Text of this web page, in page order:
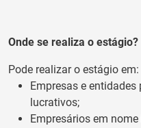
Onde se realiza o estágio?
Pode realizar o estágio em:
Empresas e
lucrativos;
Empresários em